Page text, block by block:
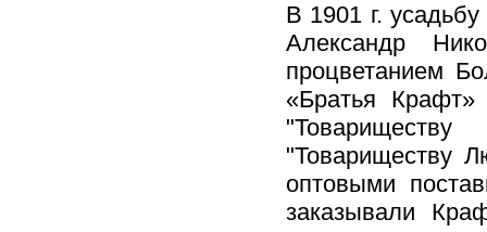
В 1901 г.
Александр
процветанием
«Братья Крафт»
"Товариществу
оптовыми
заказывали